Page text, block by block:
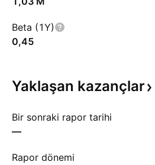
Beta (1Y)
0,45
Yaklaşan kazançlar
Bir sonraki rapor tarihi
—
Rapor dönemi